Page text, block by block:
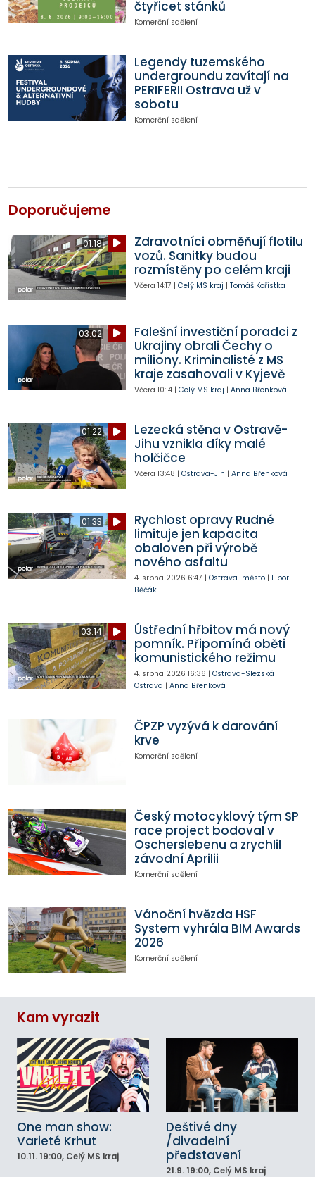
čtyřicet stánků
Komerční sdělení
Legendy tuzemského
undergroundu zavítají na
PERIFERII Ostrava už v
sobotu
Komerční sdělení
Doporučujeme
01:18
Zdravotníci obměňují flotilu
vozů. Sanitky budou
rozmístěny po celém kraji
Včera 14:17 | Celý MS kraj | Tomáš Kořistka
03:02
Falešní investiční poradci z
Ukrajiny obrali Čechy o
miliony. Kriminalisté z MS
kraje zasahovali v Kyjevě
Včera 10:14| Celý MS kraj | Anna Břenková
01:22
Lezecká stěna v Ostravě-
Jihu vznikla díky malé
holčičce
Včera 13:48 | Ostrava-Jih | Anna Břenková
01:33
Rychlost opravy Rudné
limituje jen kapacita
obaloven při výrobě
nového asfaltu
4. srpna 2026 6:47 | Ostrava-město| Libor
Běčák
03:14
Ústřední hřbitov má nový
pomník. Připomíná oběti
komunistického režimu
4. srpna 2026 16:36 | Ostrava-Slezská
Ostrava | Anna Břenková
ČPZP vyzývá k darování
krve
Komerční sdělení
Český motocyklový tým SP
race project bodoval v
Oscherslebenu a zrychlil
závodní Aprilii
Komerční sdělení
Vánoční hvězda HSF
System vyhrála BIM Awards
2026
Komerční sdělení
Kam vyrazit
One man show:
Varieté Krhut
10.11. 19:00, Celý MS kraj
Deštivé dny
/divadelní
představení
21.9. 19:00, Celý MS kraj